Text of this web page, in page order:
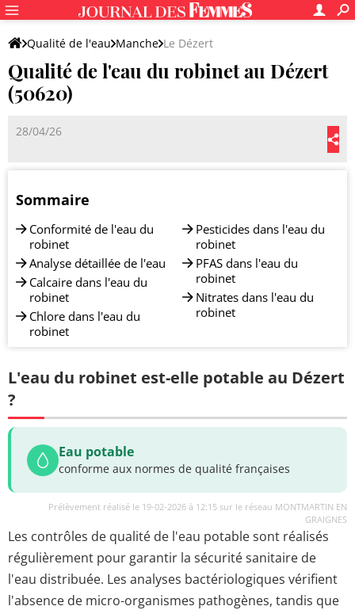
Qualité de l'eau Manche Le Dézert
Qualité de l'eau du robinet au Dézert
(50620)
28/04/26
Sommaire
Conformité de l'eau du
robinet
Analyse détaillée de l'eau
Calcaire dans l'eau du
robinet
Chlore dans l'eau du
robinet
Pesticides dans l'eau du
robinet
PFAS dans l'eau du
robinet
Nitrates dans l'eau du
robinet
L'eau du robinet est-elle potable au Dézert
?
Eau potable
conforme aux normes de qualité françaises
Prélèvement réalisé le 19-02-2026 à 12:15 sur le réseau MONTMARTIN EN
GRAIGNES
Les contrôles de qualité de l'eau potable sont réalisés
régulièrement pour garantir la sécurité sanitaire de
l'eau distribuée. Les analyses bactériologiques vérifient
l'absence de micro-organismes pathogènes, tandis que